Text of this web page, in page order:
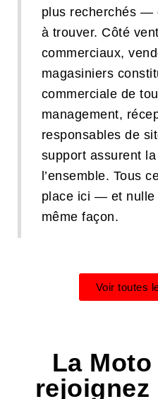
plus recherchés —
à trouver. Côté
commerciaux,
magasiniers
commerciale de
management,
responsables de
support assurent
l’ensemble. Tous
place ici — et nulle
même façon.
Voir toutes
La